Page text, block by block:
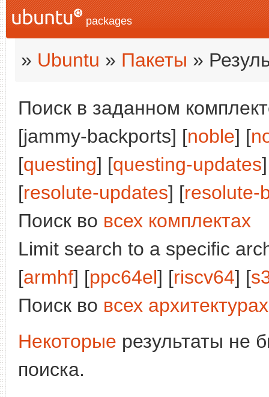
packages
» Ubuntu » Пакеты »
Поиск в заданном
[jammy-backports] [noble] [
[questing] [questing-updates
[resolute-updates] [resolute-
Поиск во всех комплектах
Limit search to a specific
[armhf] [ppc64el] [riscv64] [
Поиск во всех архитектурах
Некоторые результаты не
поиска.